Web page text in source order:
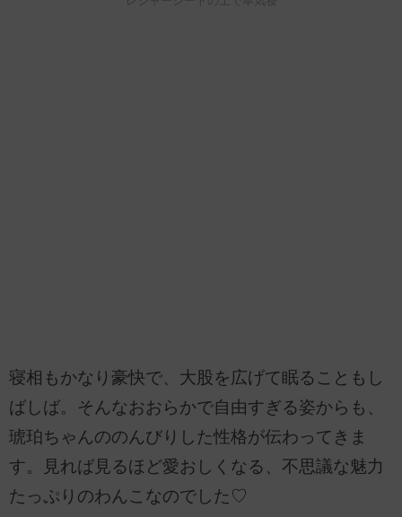
寝相もかなり豪快で、大股を広げて眠ることもし
ばしば。そんなおおらかで自由すぎる姿からも、
琥珀ちゃんののんびりした性格が伝わってきま
す。見れば見るほど愛おしくなる、不思議な魅力
たっぷりのわんこなのでした♡